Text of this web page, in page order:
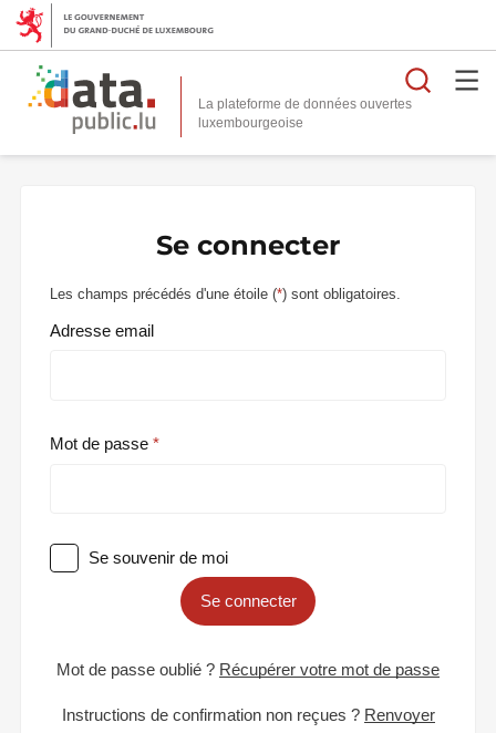
La plateforme de données ouvertes
Se connecter
Les champs précédés d'une étoile (*) sont obligatoires.
Adresse email
Mot de passe
Se souvenir de moi
Se connecter
Mot de passe oublié ? Récupérer votre mot de passe
Instructions de confirmation non reçues ? Renvoyer